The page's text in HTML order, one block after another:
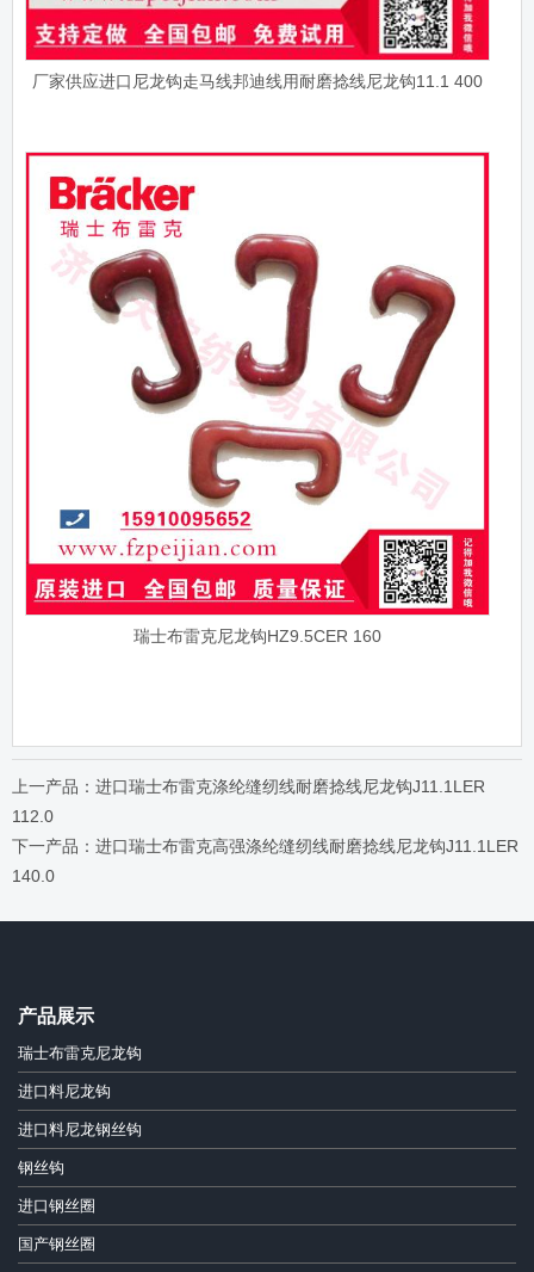
厂家供应进口尼龙钩走马线邦迪线用耐磨捻线尼龙钩11.1 400
瑞士布雷克尼龙钩HZ9.5CER 160
上一产品：进口瑞士布雷克涤纶缝纫线耐磨捻线尼龙钩J11.1LER
112.0
下一产品：进口瑞士布雷克高强涤纶缝纫线耐磨捻线尼龙钩J11.1LER
140.0
产品展示
瑞士布雷克尼龙钩
进口料尼龙钩
进口料尼龙钢丝钩
钢丝钩
进口钢丝圈
国产钢丝圈